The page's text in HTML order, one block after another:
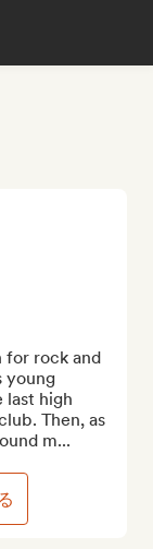
for rock and
young
last high
Then, as
m...